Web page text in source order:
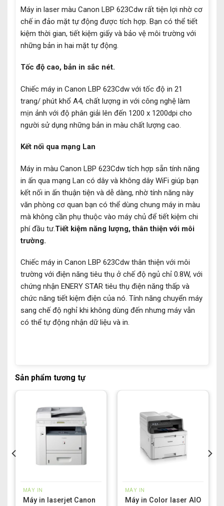
Máy in laser màu Canon LBP 623Cdw rất tiện lợi nhờ cơ
chế in đảo mặt tự động được tích hợp. Bạn có thể tiết
kiệm thời gian, tiết kiệm giấy và bảo vệ môi trường với
những bản in hai mặt tự động.
Tốc độ cao, bản in sắc nét.
Chiếc máy in Canon LBP 623Cdw với tốc độ in 21
trang/ phút khổ A4, chất lượng in với công nghệ làm
mịn ảnh với độ phân giải lên đến 1200 x 1200dpi cho
người sử dụng những bản in màu chất lượng cao.
Kết nối qua mạng Lan
Máy in màu Canon LBP 623Cdw tích hợp sẵn tính năng
in ấn qua mạng Lan có dây và không dây WiFi giúp bạn
kết nối in ấn thuận tiện và dễ dàng, nhờ tính năng này
văn phòng cơ quan bạn có thể dùng chung máy in màu
mà không cần phụ thuộc vào máy chủ để tiết kiệm chi
phí đầu tư.Tiết kiệm năng lượng, thân thiện với môi
trường.
Chiếc máy in Canon LBP 623Cdw thân thiện với môi
trường với điện năng tiêu thụ ở chế độ ngủ chỉ 0.8W, với
chứng nhận ENERY STAR tiêu thụ điện năng thấp và
chức năng tiết kiệm điện của nó. Tính năng chuyển máy
sang chế độ nghỉ khi không dùng đến nhưng máy vẫn
có thể tự động nhận dữ liệu và in.
Sản phẩm tương tự
MÁY IN
Máy in laserjet Canon
MÁY IN
Máy in Color laser AIO